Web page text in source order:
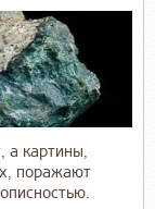
а картины,
поражают